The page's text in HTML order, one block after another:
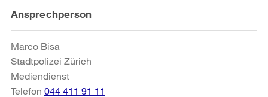
Weitere
Informationen
Ansprechperson
Marco Bisa
Stadtpolizei Zürich
Mediendienst
Telefon 044 411 91 11